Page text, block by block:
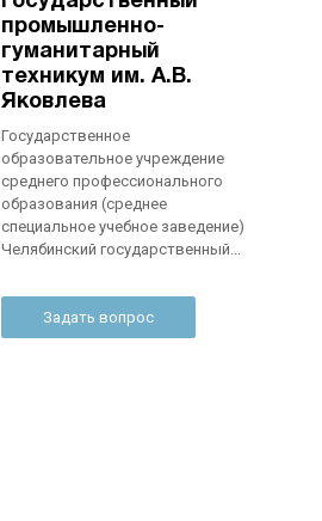
промышленно-
гуманитарный
техникум им. А.В.
Яковлева
Государственное
образовательное учреждение
среднего профессионального
образования (среднее
специальное учебное заведение)
Челябинский государственный...
Задать вопрос